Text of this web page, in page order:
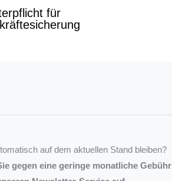
für
auf dem aktuellen Stand bleiben?
gegen eine geringe monatliche Gebühr